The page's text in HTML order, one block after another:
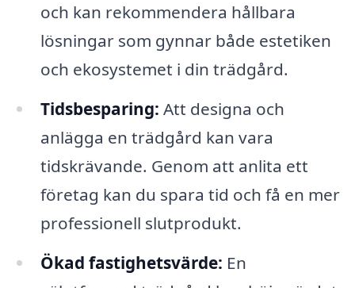
och kan rekommendera hållbara
lösningar som gynnar både estetiken
och ekosystemet i din trädgård.
Tidsbesparing: Att designa och
anlägga en trädgård kan vara
tidskrävande. Genom att anlita ett
företag kan du spara tid och få en mer
professionell slutprodukt.
Ökad fastighetsvärde: En